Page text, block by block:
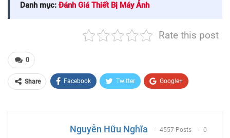
Danh mục: Đánh Giá Thiết Bị Máy Ảnh
Rate this post
0
Share Facebook Twitter Google+
Nguyễn Hữu Nghĩa 4557 Posts 0